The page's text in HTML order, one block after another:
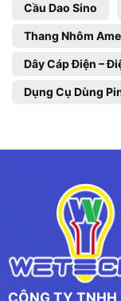
Cầu Dao Sino
Thang Nhôm
Dây Cáp Điện –
Dụng Cụ Dùng
CÔNG TY